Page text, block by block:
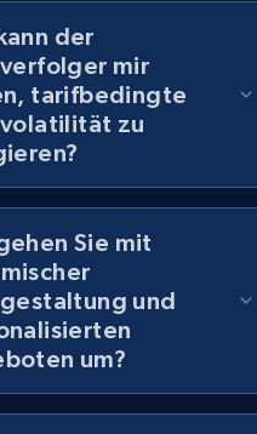
Country code, Model number,
Product name, Manufacturer,
353+ Jetzt anfangen
global dataset
Brand, Description, Initial
Availability, Reviews count,
der
mir
tarifbedingte
zu
Sie mit
und
um?